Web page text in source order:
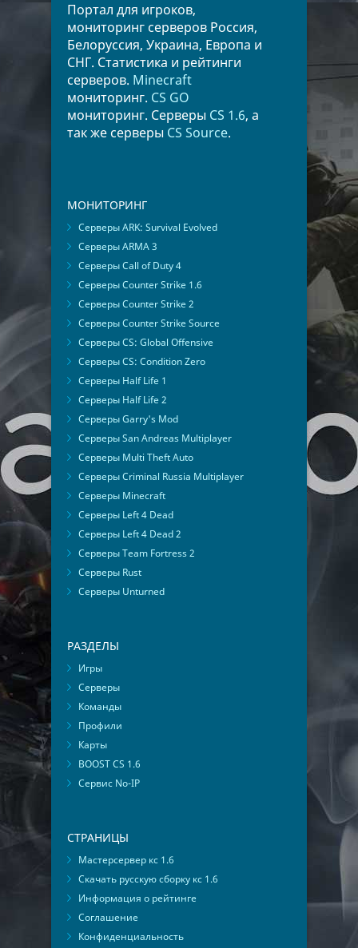
Портал для игроков,
мониторинг серверов Россия,
Белоруссия, Украина, Европа и
СНГ. Статистика и рейтинги
серверов. Minecraft
мониторинг. CS GO
мониторинг. Серверы CS 1.6, а
так же серверы CS Source.
МОНИТОРИНГ
Серверы ARK: Survival Evolved
Серверы ARMA 3
Серверы Call of Duty 4
Серверы Counter Strike 1.6
Серверы Counter Strike 2
Серверы Counter Strike Source
Серверы CS: Global Offensive
Серверы CS: Condition Zero
Серверы Half Life 1
Серверы Half Life 2
Серверы Garry's Mod
Серверы San Andreas Multiplayer
Серверы Multi Theft Auto
Серверы Criminal Russia Multiplayer
Серверы Minecraft
Серверы Left 4 Dead
Серверы Left 4 Dead 2
Серверы Team Fortress 2
Серверы Rust
Серверы Unturned
РАЗДЕЛЫ
Игры
Серверы
Команды
Профили
Карты
BOOST CS 1.6
Сервис No-IP
СТРАНИЦЫ
Мастерсервер кс 1.6
Скачать русскую сборку кс 1.6
Информация о рейтинге
Соглашение
Конфиденциальность